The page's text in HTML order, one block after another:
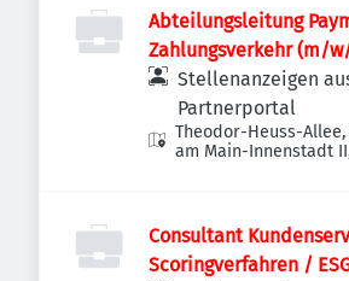
Abteilungsleitung
Zahlungsverkehr (m/
Stellenanzeigen
Partnerportal
Theodor-Heuss-
am Main-Innenstadt
Consultant
Scoringverfahren /